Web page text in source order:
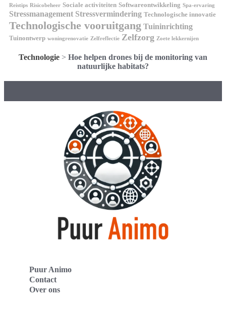
Reistips Risicobeheer Sociale activiteiten Softwareontwikkeling Spa-ervaring
Stressmanagement Stressvermindering Technologische innovatie
Technologische vooruitgang Tuininrichting
Tuinontwerp woningrenovatie Zelfreflectie Zelfzorg Zoete lekkernijen
Technologie > Hoe helpen drones bij de monitoring van
natuurlijke habitats?
Puur Animo
Contact
Over ons